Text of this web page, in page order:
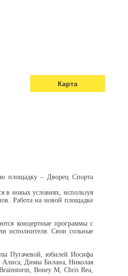
Карта
площадку – Дворец Спорта
в новых условиях, используя
Работа на новой площадке
концертные программы с
исполнителя. Свои сольные
Пугачевой, юбилей Иосифа
Алиса, Димы Билана, Николая
Boney M, Chris Rea,